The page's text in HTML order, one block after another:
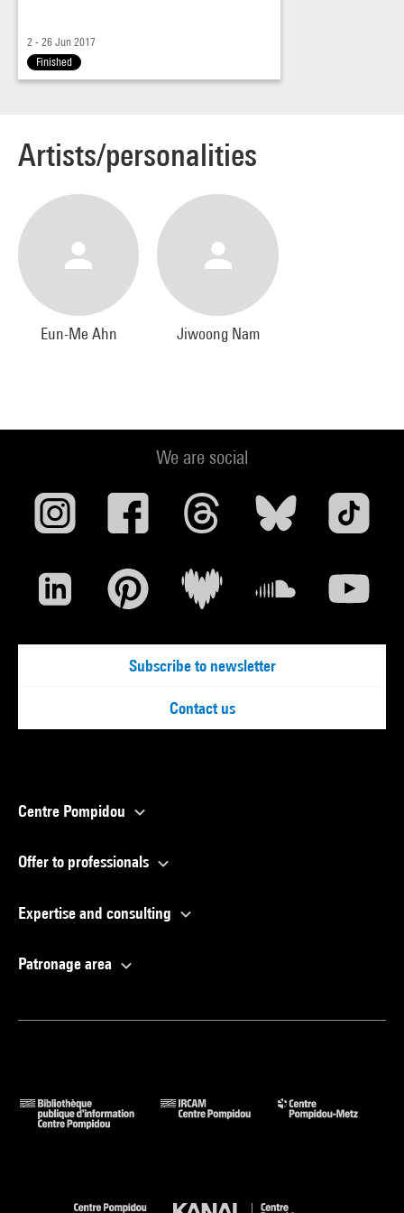
2 - 26 Jun 2017
Finished
Artists/personalities
Eun-Me Ahn Jiwoong Nam
We are social
Subscribe to newsletter
Contact us
Centre Pompidou
Offer to professionals
Expertise and consulting
Patronage area